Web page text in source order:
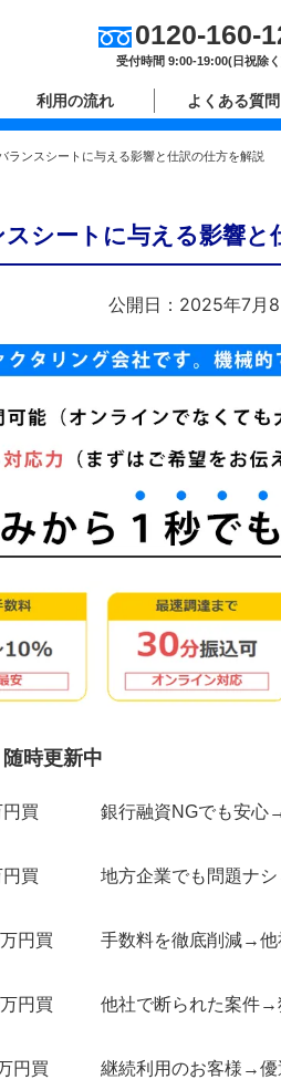
0120-160-
受付時間 9:00-19:00(日祝除
利用の流れ よくある質問
ランスシートに与える影響と仕訳の仕方を解説
シートに与える影響と
公開日：2025年7月
時更新中
買
銀行融資NGでも安心
買
地方企業でも問題ナ
円買
手数料を徹底削減→他
円買
他社で断られた案件→
円買
継続利用のお客様→優